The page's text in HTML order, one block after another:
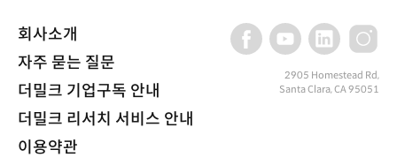
회사소개
자주 묻는 질문
더밀크 기업구독 안내
더밀크 리서치 서비스 안내
이용약관
2905 Homestead Rd,
Santa Clara, CA 95051